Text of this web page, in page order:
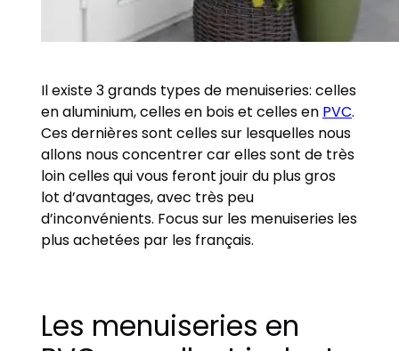
Il existe 3 grands types de menuiseries: celles
en aluminium, celles en bois et celles en PVC.
Ces dernières sont celles sur lesquelles nous
allons nous concentrer car elles sont de très
loin celles qui vous feront jouir du plus gros
lot d’avantages, avec très peu
d’inconvénients. Focus sur les menuiseries les
plus achetées par les français.
Les menuiseries en